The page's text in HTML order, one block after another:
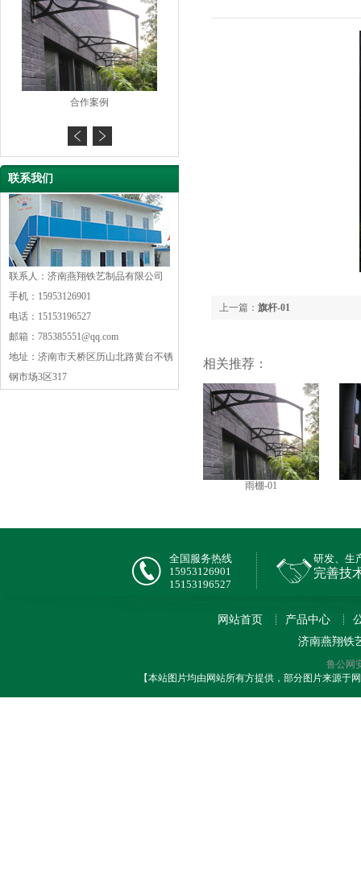
合作案例
联系我们
联系人：济南燕翔铁艺制品有限公司
手机：15953126901
电话：15153196527
邮箱：785385551@qq.com
地址：济南市天桥区历山北路黄台不锈
钢市场3区317
上一篇： 旗杆-01
相关推荐：
雨棚-01
全国服务热线
15953126901
15153196527
研发、生
完善技
网站首页 产品中心
济南燕翔铁
鲁公网
【本站图片均由网站所有方提供，部分图片来源